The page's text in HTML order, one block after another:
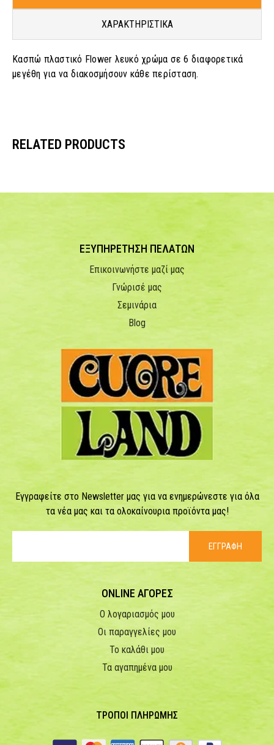
ΧΑΡΑΚΤΗΡΙΣΤΙΚΑ
Κασπώ πλαστικό Flower λευκό χρώμα σε 6 διαφορετικά
μεγέθη για να διακοσμήσουν κάθε περίσταση.
RELATED PRODUCTS
ΕΞΥΠΗΡΕΤΗΣΗ ΠΕΛΑΤΩΝ
Επικοινωνήστε μαζί μας
Γνώρισέ μας
Σεμινάρια
Blog
Εγγραφείτε στο Newsletter μας για να ενημερώνεστε για όλα
τα νέα μας και τα ολοκαίνουρια προϊόντα μας!
ΕΓΓΡΑΦΗ
ONLINE ΑΓΟΡΕΣ
Ο λογαριασμός μου
Οι παραγγελίες μου
Το καλάθι μου
Τα αγαπημένα μου
ΤΡΟΠΟΙ ΠΛΗΡΩΜΗΣ